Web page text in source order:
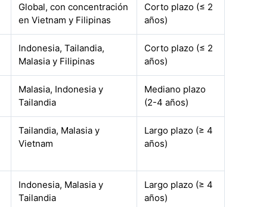
Global, con concentración
en Vietnam y Filipinas
Corto plazo (≤ 2
años)
Indonesia, Tailandia,
Malasia y Filipinas
Corto plazo (≤ 2
años)
Malasia, Indonesia y
Tailandia
Mediano plazo
(2-4 años)
Tailandia, Malasia y
Vietnam
Largo plazo (≥ 4
años)
Indonesia, Malasia y
Tailandia
Largo plazo (≥ 4
años)